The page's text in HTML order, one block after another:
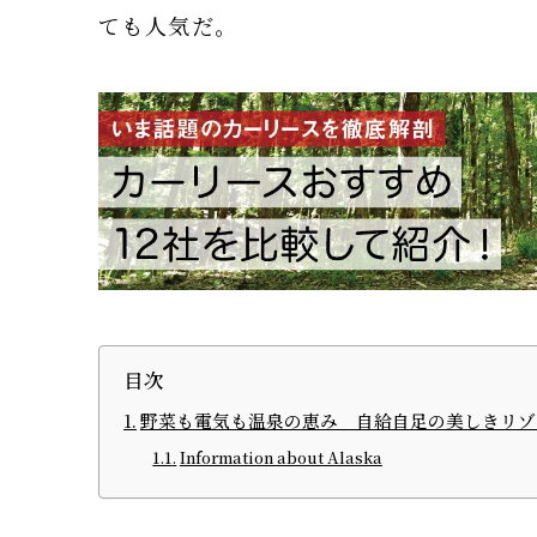
ても人気だ。
目次
野菜も電気も温泉の恵み 自給自足の美しきリ
Information about Alaska